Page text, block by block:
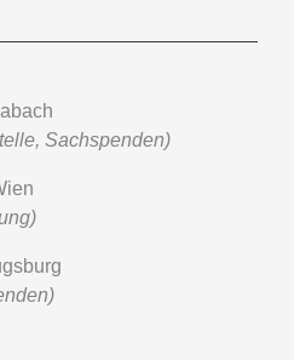
Sachspenden)